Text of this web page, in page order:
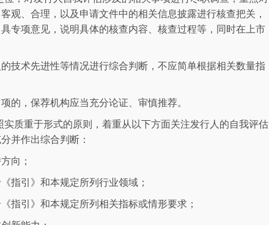
观、合理，以及申请文件中的相关信息披露进行核查把关，
专项意见，说明具体的核查内容、核查过程等，同时在上市
技术先进性等情况进行综合判断，不应简单根据相关数量指
的，保荐机构应当充分论证、审慎推荐。
质重于形式的原则，着重从以下方面关注发行人的自我评估
并作出综合判断：
向；
指引》和本规定所列行业领域；
指引》和本规定所列相关指标或情形要求；